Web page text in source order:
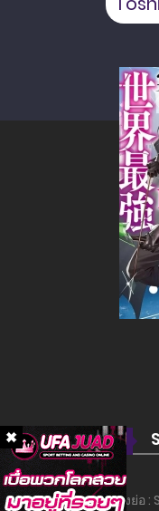
เรื่องย่อ